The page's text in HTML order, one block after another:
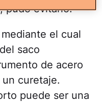
pudo evitarlo.
mediante el cual
saco
de acero
curetaje.
puede ser una